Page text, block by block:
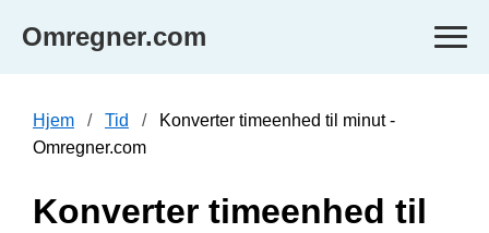
Omregner.com
Hjem Tid
Konverter timeenhed til minut -
Omregner.com
Konverter timeenhed til